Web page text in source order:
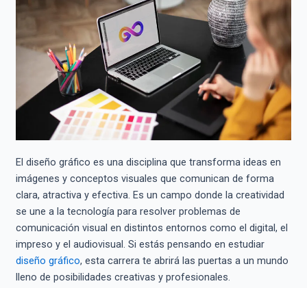
El diseño gráfico es una disciplina que transforma ideas en
imágenes y conceptos visuales que comunican de forma
clara, atractiva y efectiva. Es un campo donde la creatividad
se une a la tecnología para resolver problemas de
comunicación visual en distintos entornos como el digital, el
impreso y el audiovisual. Si estás pensando en estudiar
diseño gráfico, esta carrera te abrirá las puertas a un mundo
lleno de posibilidades creativas y profesionales.